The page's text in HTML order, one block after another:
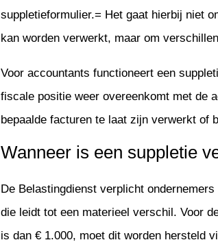
suppletieformulier.= Het gaat hierbij niet
kan worden verwerkt, maar om
Voor accountants functioneert een
fiscale positie weer overeenkomt met de
bepaalde facturen te laat zijn verwerkt of
Wanneer is een suppletie
De Belastingdienst verplicht
die leidt tot een materieel verschil. Voor
is dan € 1.000, moet dit worden hersteld